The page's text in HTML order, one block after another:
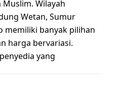
Wilayah
Wetan, Sumur
memiliki banyak pilihan
harga bervariasi.
yang